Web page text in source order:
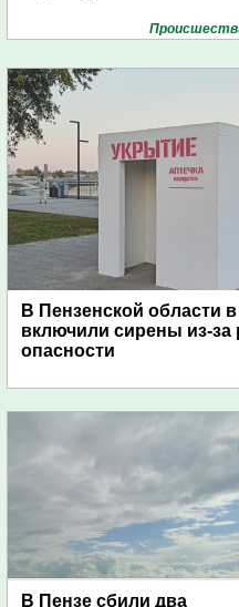
В Пензенской области в
включили сирены из-за
опасности
В Пензе сбили два